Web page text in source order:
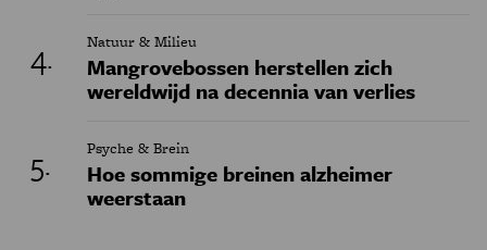
Natuur & Milieu
Mangrovebossen herstellen zich
wereldwijd na decennia van verlies
Psyche & Brein
Hoe sommige breinen alzheimer
weerstaan